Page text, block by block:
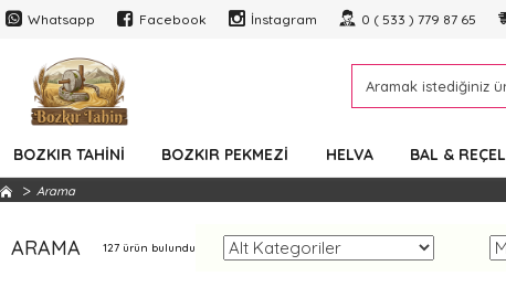
Whatsapp Facebook İnstagram 0 ( 533 ) 779 87 65
BOZKIR TAHINI BOZKIR PEKMEZI HELVA BAL & REÇEL
Arama
ARAMA 127 ürün bulundu